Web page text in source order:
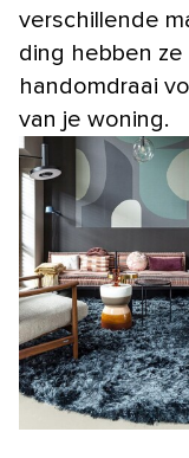
verschillende
ding hebben ze
handomdraai
van je woning.